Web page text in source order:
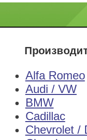
Alfa Romeo
Audi / VW
BMW
Cadillac
Chevrolet /